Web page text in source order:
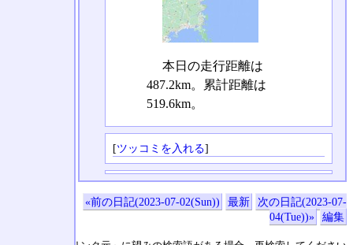
本日の走行距離は
487.2km。累計距離は
519.6km。
[ツッコミを入れる]
«前の日記(2023-07-02(Sun)) 最新
次の日記(2023-07-
04(Tue))»
編集